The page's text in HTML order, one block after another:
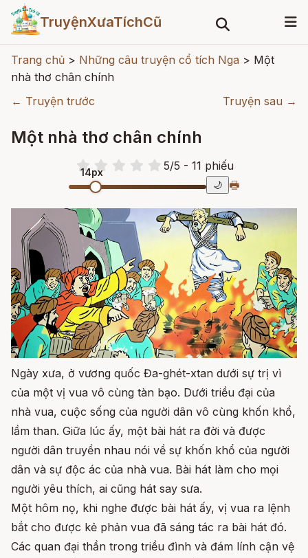
TruyệnXưaTíchCũ
Trang chủ > Những câu truyện cổ tích Nga > Một
nhà thơ chân chính
← Truyện trước
Truyện sau →
Một nhà thơ chân chính
5/5 - 11 phiếu
14px
🌙 🖶
Ngày xưa, ở vương quốc Đa-ghét-xtan dưới sự trị vì
của một vị vua vô cùng tàn bạo. Dưới triều đại của
nhà vua, cuộc sống của người dân vô cùng khốn khổ,
lầm than. Giữa lúc ấy, một bài hát ra đời và được
người dân truyền nhau nói về sự khốn khổ của người
dân và sự độc ác của nhà vua. Bài hát làm cho mọi
người yêu thích, ai cũng hát say sưa.
Một hôm nọ, khi nghe được bài hát ấy, vị vua ra lệnh
bắt cho được kẻ phản vua đã sáng tác ra bài hát đó.
Các quan đại thần trong triều đình và đám lính cận vệ